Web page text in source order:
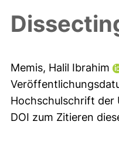
Memis, Halil Ibrahim
Hochschulschrift der
DOI zum Zitieren